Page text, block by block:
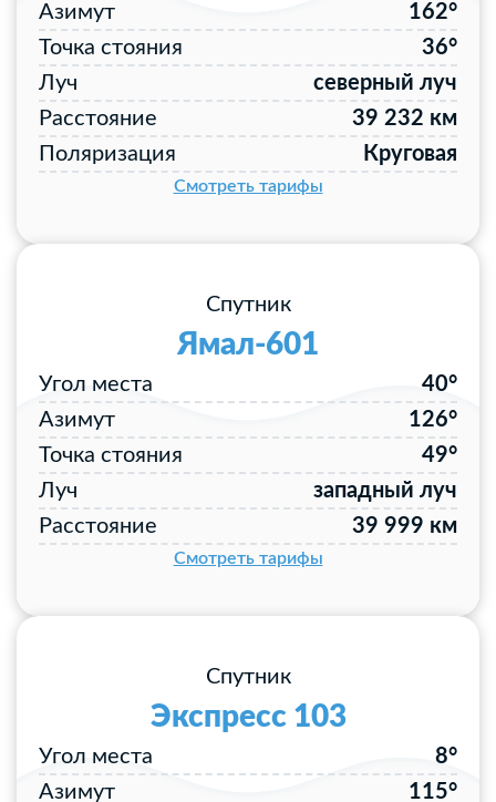
Азимут
162°
Точка стояния
36°
Луч
северный луч
Расстояние
39 232 км
Поляризация
Круговая
Смотреть тарифы
Спутник
Ямал-601
Угол места
40°
Азимут
126°
Точка стояния
49°
Луч
западный луч
Расстояние
39 999 км
Смотреть тарифы
Спутник
Экспресс 103
Угол места
8°
Азимут
115°